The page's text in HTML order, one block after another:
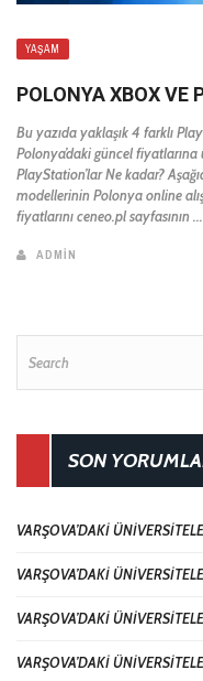
YAŞAM
POLONYA XBOX VE
Bu yazıda yaklaşık 4 farklı
Polonya’daki güncel
PlayStation’lar Ne kadar?
modellerinin Polonya online
fiyatlarını ceneo.pl sayfasının ...
ADMIN
SON
VARŞOVA’DAKİ
VARŞOVA’DAKİ
VARŞOVA’DAKİ
VARŞOVA’DAKİ